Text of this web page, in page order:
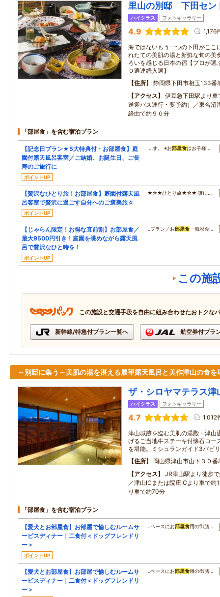
里山の別邸 下田セン
ハイクラス フォトギャラリー
4.9 1,176
海ではないもう一つの下田がここ
れたての美肌の湯と新鮮な旬の美
ろいを感じる日本の宿【プロが選
０選連続入選】
住所
静岡県下田市相玉133番
アクセス
伊豆急下田駅より
送迎バス運行・要予約）／東名沼
経由で約９０分
「部屋食」を含む宿泊プラン
【記念日プラン★5大特典付・お部屋食】庭
園付露天風呂客室／ご結婚、お誕生日、ご長
寿のご旅行に
ポイントUP
…す。 ※お部屋食はお子様…
【贅沢なひとり旅！お部屋食】庭園付露天風
呂客室で贅沢に過ごす自分へのご褒美旅☆
ポイントUP
★☆★ひとり旅★☆★ 誰に…
【じゃらん限定！お得な直前割】お部屋食／
最大9500円引き！庭園を眺めながら露天風
呂で贅沢なひと時を！
ポイントUP
…プラン／お部屋食 ・旬彩会…
この施
この施設と交通手段を自由に組み合わせたおトクな
新幹線/特急付プラン一覧へ 航空券付プラ
～別邸に集う～美肌の湯を湛える展望露天風呂と美作津山の食を
ザ・シロヤマテラス津
ハイクラス フォトギャラリー
4.7 1,012
津山城跡を臨む美肌の湯殿・津山
げるご当地牛ステーキ付懐石コー
を堪能。ミシュランガイド3パビ
住所
岡山県津山市山下３０番
アクセス
JR津山駅より徒歩
／津山ICまたは院庄ICより車で約
り車で約70分
「部屋食」を含む宿泊プラン
【愛犬とお部屋食】お部屋で愉しむルームサ
ービスディナー｜二食付＜ドッグフレンドリ
ー＞
ポイントUP
…ベースにお部屋食用の御膳…
【愛犬とお部屋食】お部屋で愉しむルームサ
ービスディナー｜二食付＜ドッグフレンドリ
ー＞
…ベースにお部屋食用の御膳…